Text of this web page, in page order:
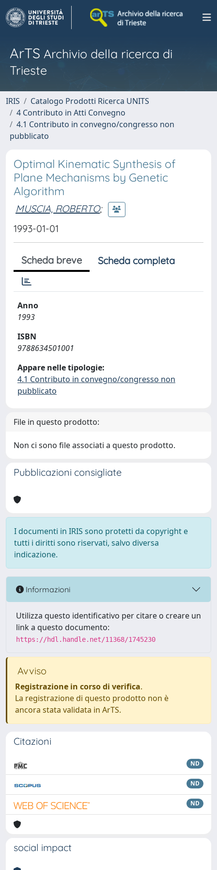
ArTS Archivio della ricerca di
Trieste
IRIS
Catalogo Prodotti Ricerca UNITS
4 Contributo in Atti Convegno
4.1 Contributo in convegno/congresso non
pubblicato
Optimal Kinematic Synthesis of
Plane Mechanisms by Genetic
Algorithm
MUSCIA, ROBERTO;
1993-01-01
Scheda breve Scheda completa
Anno
1993
ISBN
9788634501001
Appare nelle tipologie:
4.1 Contributo in convegno/congresso non
pubblicato
File in questo prodotto:
Non ci sono file associati a questo prodotto.
Pubblicazioni consigliate
I documenti in IRIS sono protetti da copyright e
tutti i diritti sono riservati, salvo diversa
indicazione.
Informazioni
Utilizza questo identificativo per citare o creare un
link a questo documento:
https://hdl.handle.net/11368/1745230
Avviso
Registrazione in corso di verifica.
La registrazione di questo prodotto non è
ancora stata validata in ArTS.
Citazioni
ND
ND
ND
social impact